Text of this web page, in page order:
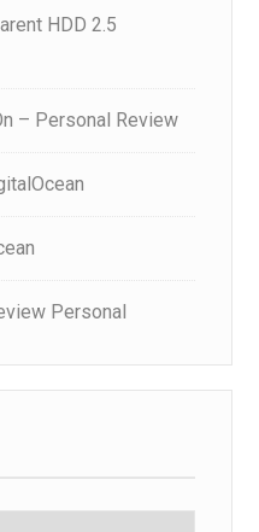
HDD 2.5
– Personal Review
Personal